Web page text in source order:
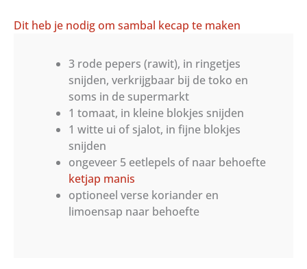
Dit heb je nodig om sambal kecap te maken
3 rode pepers (rawit), in ringetjes
snijden, verkrijgbaar bij de toko en
soms in de supermarkt
1 tomaat, in kleine blokjes snijden
1 witte ui of sjalot, in fijne blokjes
snijden
ongeveer 5 eetlepels of naar behoefte
ketjap manis
optioneel verse koriander en
limoensap naar behoefte